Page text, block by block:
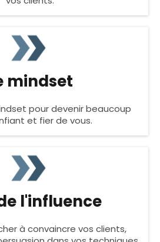
mindset
pour devenir beaucoup
et fier de vous.
l'influence
à convaincre vos clients,